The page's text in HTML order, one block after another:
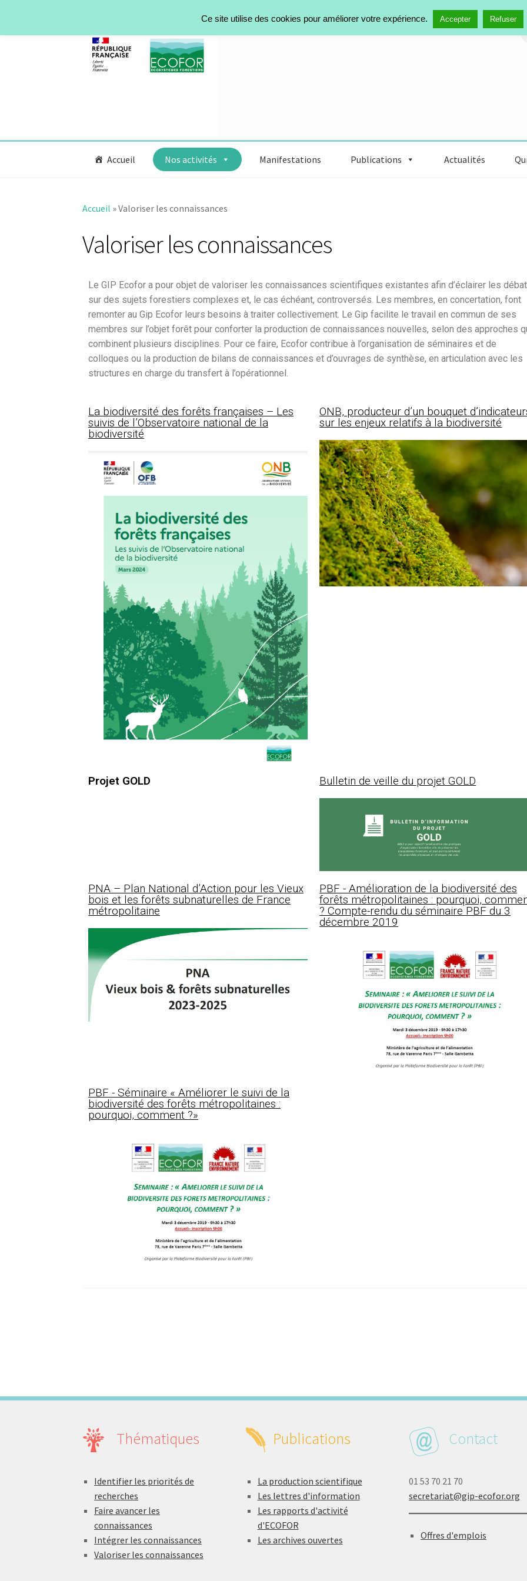
Accueil Nos activités Manifestations Publications Actualités
Accueil »Valoriser les connaissances
Valoriser les connaissances
Le GIP Ecofor a pour objet de valoriser les connaissances scientifiques existantes afin d’éclairer les
sur des sujets forestiers complexes et, le cas échéant, controversés. Les membres, en concertation, font
remonter au Gip Ecofor leurs besoins à traiter collectivement. Le Gip facilite le travail en commun de ses
membres sur l’objet forêt pour conforter la production de connaissances nouvelles, selon des approches
combinent plusieurs disciplines. Pour ce faire, Ecofor contribue à l’organisation de séminaires et de
colloques ou la production de bilans de connaissances et d’ouvrages de synthèse, en articulation avec les
structures en charge du transfert à l’opérationnel.
La biodiversité des forêts françaises – Les
suivis de l’Observatoire national de la
biodiversité
ONB, producteur d’un bouquet
sur les enjeux relatifs à la biodiversité
Projet GOLD Bulletin de veille du projet GOLD
PNA – Plan National d’Action pour les Vieux
bois et les forêts subnaturelles de France
métropolitaine
PBF - Amélioration de la biodiversité des
forêts métropolitaines : pourquoi,
? Compte-rendu du séminaire PBF du 3
décembre 2019
PBF - Séminaire « Améliorer le suivi de la
biodiversité des forêts métropolitaines :
pourquoi, comment ?»
Thématiques
Identifier les priorités de
recherches
Faire avancer les
connaissances
Intégrer les connaissances
Valoriser les connaissances
Publications
La production scientifique
Les lettres d'information
Les rapports d'activité
d'ECOFOR
Les archives ouvertes
Contact
01 53 70 21 70
secretariat@gip-ecofor.org
Offres d'emplois
Ce site utilise des cookies pour améliorer votre expérience. Accepter Refuser